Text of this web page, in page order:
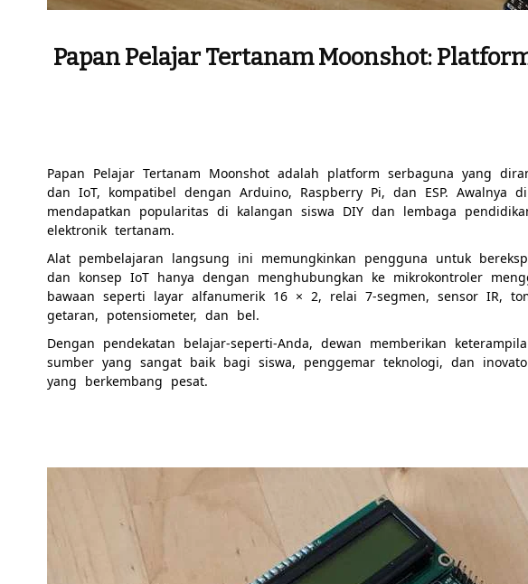
Papan Pelajar Tertanam Moonshot:
Papan Pelajar Tertanam Moonshot adalah platform serbaguna yang
dan IoT, kompatibel dengan Arduino, Raspberry Pi, dan ESP. Awalnya
mendapatkan popularitas di kalangan siswa DIY dan lembaga
elektronik tertanam.
Alat pembelajaran langsung ini memungkinkan pengguna untuk
dan konsep IoT hanya dengan menghubungkan ke mikrokontroler
bawaan seperti layar alfanumerik 16 × 2, relai 7-segmen, sensor IR,
getaran, potensiometer, dan bel.
Dengan pendekatan belajar-seperti-Anda, dewan memberikan
sumber yang sangat baik bagi siswa, penggemar teknologi, dan
yang berkembang pesat.